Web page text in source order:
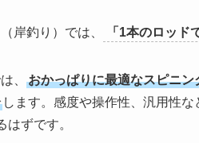
岸釣り）では、 「1本のロッド
、
おかっぱりに最適なスピニ
します。感度や操作性、汎用性
はずです。